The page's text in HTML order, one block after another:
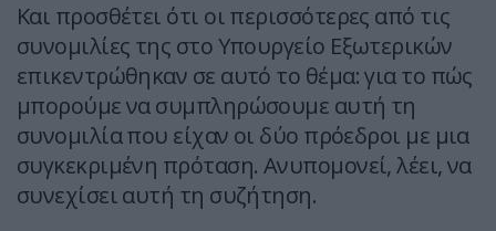
Και προσθέτει ότι οι περισσότερες από τις
συνομιλίες της στο Υπουργείο Εξωτερικών
επικεντρώθηκαν σε αυτό το θέμα: για το πώς
μπορούμε να συμπληρώσουμε αυτή τη
συνομιλία που είχαν οι δύο πρόεδροι με μια
συγκεκριμένη πρόταση. Ανυπομονεί, λέει, να
συνεχίσει αυτή τη συζήτηση.